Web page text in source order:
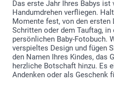
Das erste Jahr Ihres Babys
Handumdrehen verfliegen.
Momente fest, von den ersten
Schritten oder dem Tauftag,
persönlichen Baby-Fotobuch.
verspieltes Design und fügen
den Namen Ihres Kindes, das
herzliche Botschaft hinzu. Es
Andenken oder als Geschenk